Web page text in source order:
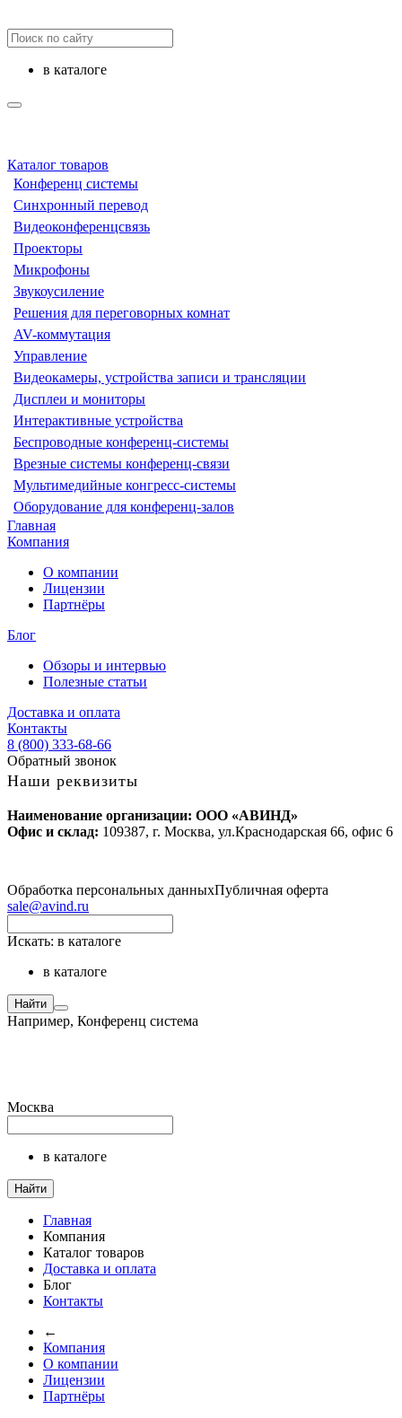
в каталоге
Каталог товаров
Конференц системы
Синхронный перевод
Видеоконференцсвязь
Проекторы
Микрофоны
Звукоусиление
Решения для переговорных комнат
AV-коммутация
Управление
Видеокамеры, устройства записи и трансляции
Дисплеи и мониторы
Интерактивные устройства
Беспроводные конференц-системы
Врезные системы конференц-связи
Мультимедийные конгресс-системы
Оборудование для конференц-залов
Главная
Компания
О компании
Лицензии
Партнёры
Блог
Обзоры и интервью
Полезные статьи
Доставка и оплата
Контакты
8 (800) 333-68-66
Обратный звонок
Наши реквизиты
Наименование организации: ООО «АВИНД»
Офис и склад: 109387, г. Москва, ул.Краснодарская 66, офис 6
Обработка персональных данныхПубличная оферта
sale@avind.ru
Искать: в каталоге
в каталоге
Найти
Например, Конференц система
Москва
в каталоге
Найти
Главная
Компания
Каталог товаров
Доставка и оплата
Блог
Контакты
←
Компания
О компании
Лицензии
Партнёры